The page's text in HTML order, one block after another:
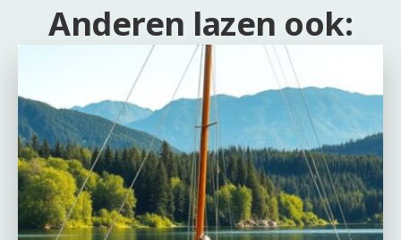
Anderen lazen ook: